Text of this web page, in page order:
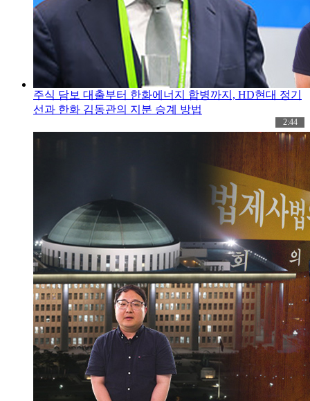
주식 담보 대출부터 한화에너지 합병까지, HD현대 정기
선과 한화 김동관의 지분 승계 방법
2:44